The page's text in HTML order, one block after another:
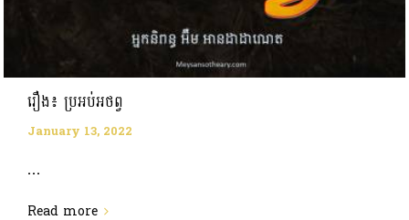
រឿង៖ ប្រអប់អថព្វ
January 13, 2022
...
Read more